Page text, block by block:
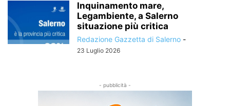
Inquinamento mare,
Legambiente, a Salerno
situazione più critica
Redazione Gazzetta di Salerno -
23 Luglio 2026
- pubblicità -